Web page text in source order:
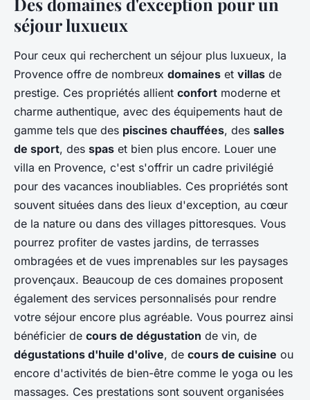
séjour luxueux
Pour ceux qui recherchent un séjour plus luxueux, la
Provence offre de nombreux domaines et villas de
prestige. Ces propriétés allient confort moderne et
charme authentique, avec des équipements haut de
gamme tels que des piscines chauffées, des salles
de sport, des spas et bien plus encore. Louer une
villa en Provence, c'est s'offrir un cadre privilégié
pour des vacances inoubliables. Ces propriétés sont
souvent situées dans des lieux d'exception, au cœur
de la nature ou dans des villages pittoresques. Vous
pourrez profiter de vastes jardins, de terrasses
ombragées et de vues imprenables sur les paysages
provençaux. Beaucoup de ces domaines proposent
également des services personnalisés pour rendre
votre séjour encore plus agréable. Vous pourrez ainsi
bénéficier de cours de dégustation de vin, de
dégustations d'huile d'olive, de cours de cuisine ou
encore d'activités de bien-être comme le yoga ou les
massages. Ces prestations sont souvent organisées